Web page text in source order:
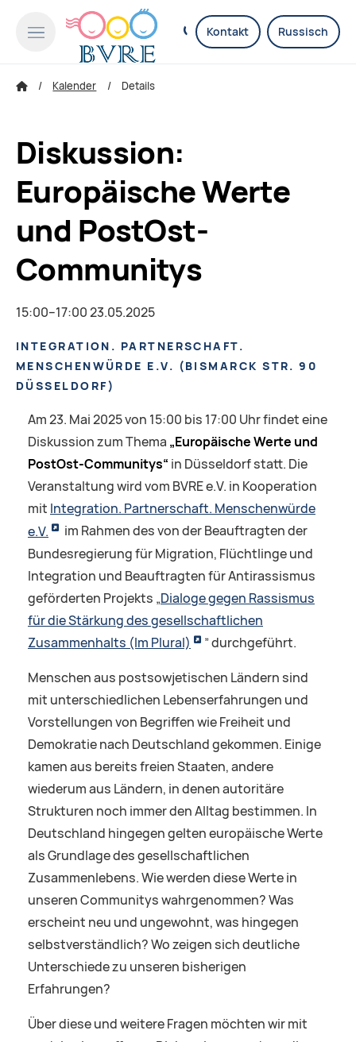
Kontakt Russisch
Kalender Details
Diskussion:
Europäische Werte
und PostOst-
Communitys
15:00–17:00 23.05.2025
INTEGRATION. PARTNERSCHAFT.
MENSCHENWÜRDE E.V. (BISMARCK STR. 90
DÜSSELDORF)
Am 23. Mai 2025 von 15:00 bis 17:00 Uhr findet eine
Diskussion zum Thema „Europäische Werte und
PostOst-Communitys“ in Düsseldorf statt. Die
Veranstaltung wird vom BVRE e.V. in Kooperation
mit Integration. Partnerschaft. Menschenwürde
e.V.
im Rahmen des von der Beauftragten der
Bundesregierung für Migration, Flüchtlinge und
Integration und Beauftragten für Antirassismus
geförderten Projekts „Dialoge gegen Rassismus
für die Stärkung des gesellschaftlichen
Zusammenhalts (Im Plural)
” durchgeführt.
Menschen aus postsowjetischen Ländern sind
mit unterschiedlichen Lebenserfahrungen und
Vorstellungen von Begriffen wie Freiheit und
Demokratie nach Deutschland gekommen. Einige
kamen aus bereits freien Staaten, andere
wiederum aus Ländern, in denen autoritäre
Strukturen noch immer den Alltag bestimmen. In
Deutschland hingegen gelten europäische Werte
als Grundlage des gesellschaftlichen
Zusammenlebens. Wie werden diese Werte in
unseren Communitys wahrgenommen? Was
erscheint neu und ungewohnt, was hingegen
selbstverständlich? Wo zeigen sich deutliche
Unterschiede zu unseren bisherigen
Erfahrungen?
Über diese und weitere Fragen möchten wir mit